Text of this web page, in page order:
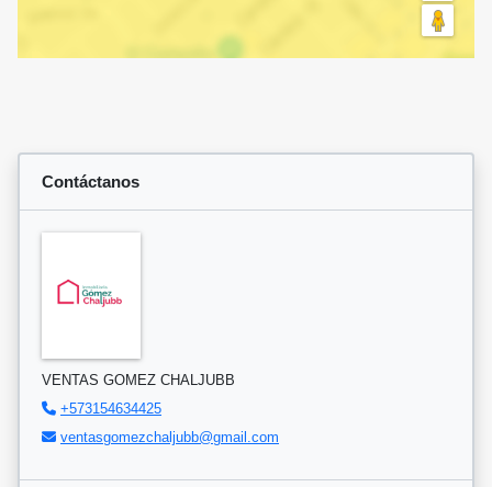
Contáctanos
VENTAS GOMEZ CHALJUBB
+573154634425
ventasgomezchaljubb@gmail.com